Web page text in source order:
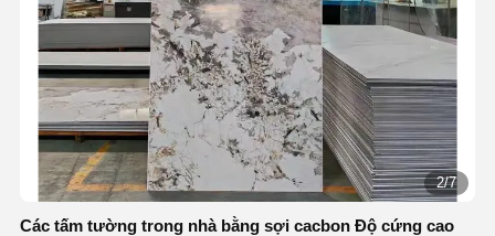
3/7
Các tấm tường trong nhà bằng sợi cacbon Độ cứng cao